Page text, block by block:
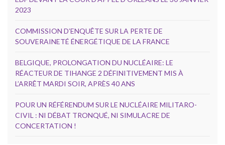
2023
COMMISSION D’ENQUÊTE SUR LA PERTE DE
SOUVERAINETÉ ÉNERGÉTIQUE DE LA FRANCE
BELGIQUE, PROLONGATION DU NUCLÉAIRE: LE
RÉACTEUR DE TIHANGE 2 DÉFINITIVEMENT MIS À
L’ARRÊT MARDI SOIR, APRÈS 40 ANS
POUR UN RÉFÉRENDUM SUR LE NUCLÉAIRE MILITARO-
CIVIL : NI DÉBAT TRONQUÉ, NI SIMULACRE DE
CONCERTATION !